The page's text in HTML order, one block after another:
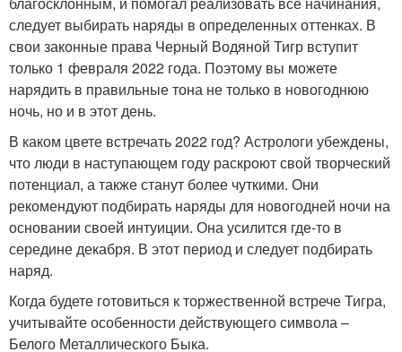
следует выбирать наряды в определенных оттенках. В
свои законные права Черный Водяной Тигр вступит
только 1 февраля 2022 года. Поэтому вы можете
нарядить в правильные тона не только в новогоднюю
ночь, но и в этот день.
В каком цвете встречать 2022 год? Астрологи убеждены,
что люди в наступающем году раскроют свой творческий
потенциал, а также станут более чуткими. Они
рекомендуют подбирать наряды для новогодней ночи на
основании своей интуиции. Она усилится где-то в
середине декабря. В этот период и следует подбирать
наряд.
Когда будете готовиться к торжественной встрече Тигра,
учитывайте особенности действующего символа –
Белого Металлического Быка.